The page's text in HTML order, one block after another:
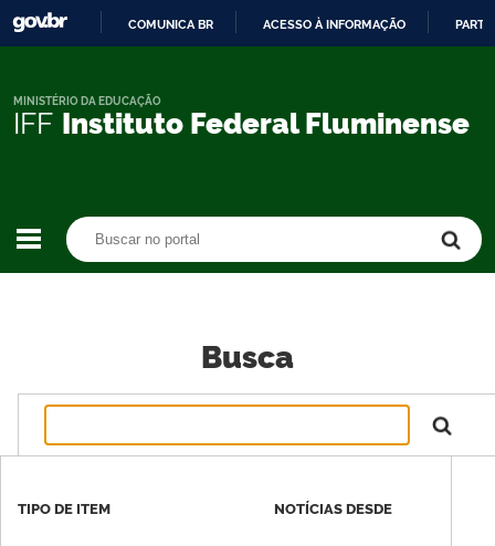
CONTEÚDO
COMUNICA BR ACESSO À INFORMAÇÃO
IFF Instituto Federal Fluminense
MINISTÉRIO DA EDUCAÇÃO
Busca
TIPO DE ITEM NOTÍCIAS DESDE